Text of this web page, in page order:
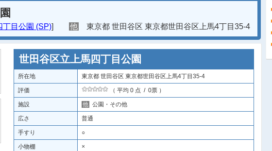
丁目公園 (SP)] 他 東京都 世田谷区 東京都世田谷区上馬4丁目35-4
世田谷区立上馬四丁目公園
所在地 東京都 世田谷区 東京都世田谷区上馬4丁目35-4
評価 （ 平均 0 点 / 0票 ）
施設 他 公園・その他
広さ 普通
手すり ○
小物棚 ×